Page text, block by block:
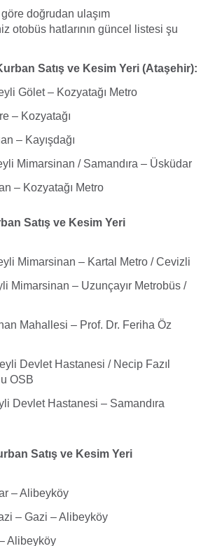
doğrudan ulaşım
otobüs hatlarının güncel listesi şu
Satış ve Kesim Yeri (Ataşehir):
Gölet – Kozyatağı Metro
– Kozyatağı
– Kayışdağı
Mimarsinan / Samandıra – Üsküdar
– Kozyatağı Metro
Satış ve Kesim Yeri
Mimarsinan – Kartal Metro / Cevizli
Mimarsinan – Uzunçayır Metrobüs /
Mahallesi – Prof. Dr. Feriha Öz
Devlet Hastanesi / Necip Fazıl
OSB
Devlet Hastanesi – Samandıra
Satış ve Kesim Yeri
– Alibeyköy
– Gazi – Alibeyköy
Alibeyköy